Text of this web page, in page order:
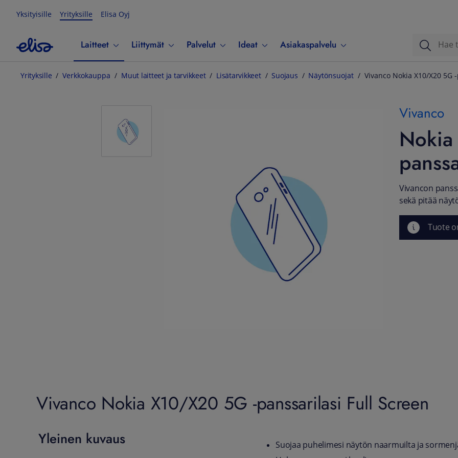
Yksityisille Yrityksille Elisa Oyj
Laitteet Liittymät Palvelut Ideat Asiakaspalvelu
Yrityksille Verkkokauppa Muut laitteet ja tarvikkeet Lisätarvikkeet Suojaus Näytönsuojat Vivanco Nokia X10/X20 5G
Vivanco
Vivancon
sekä pitää
Tuote
Vivanco Nokia X10/X20 5G -panssarilasi Full Screen
Yleinen kuvaus
Suojaa puhelimesi näytön naarmuilta ja